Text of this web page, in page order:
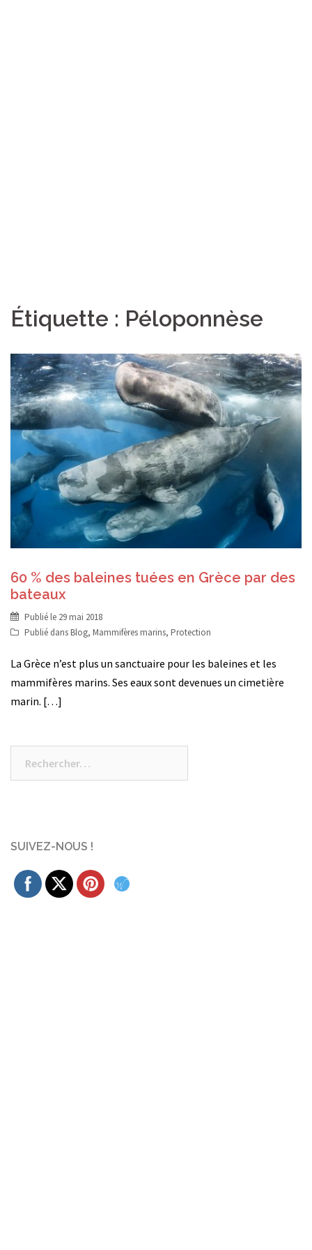
Étiquette : Péloponnèse
60 % des baleines tuées en Grèce par des
bateaux
Publié le 29 mai 2018
Publié dans Blog, Mammifères marins, Protection
La Grèce n’est plus un sanctuaire pour les baleines et les
mammifères marins. Ses eaux sont devenues un cimetière
marin. […]
SUIVEZ-NOUS !